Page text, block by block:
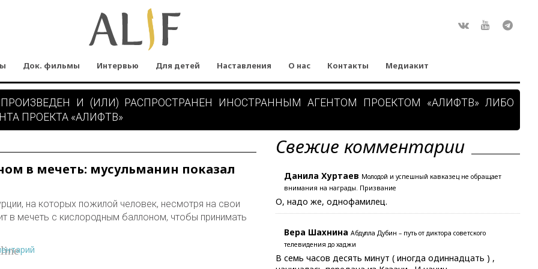
Док. фильмы Интервью Для детей Наставления О нас Контакты Медиакит
И (ИЛИ) РАСПРОСТРАНЕН ИНОСТРАННЫМ АГЕНТОМ ПРОЕКТОМ «АЛИФТВ» ЛИБО
ПРОЕКТА «АЛИФТВ»
в мечеть: мусульманин показал
на которых пожилой человек, несмотря на свои
в мечеть с кислородным баллоном, чтобы принимать
Свежие комментарии
Данила Хуртаев Молодой и успешный кавказец не обращает
внимания на награды. Призвание
О, надо же, однофамилец.
Вера Шахнина Абдулла Дубин – путь от диктора советского
телевидения до хаджи
В семь часов десять минут ( иногда одиннадцать ) ,